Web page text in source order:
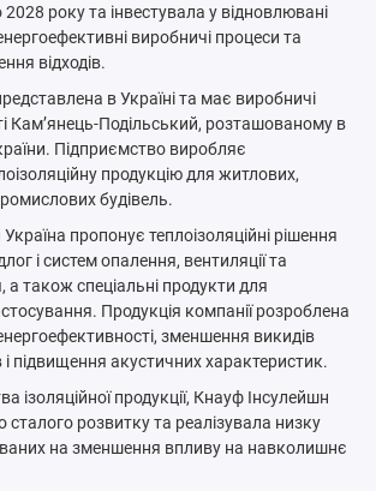
2028 року та інвестувала у відновлювані
виробничі процеси та
відходів.
в Україні та має виробничі
Кам’янець-Подільський, розташованому в
Підприємство виробляє
продукцію для житлових,
будівель.
пропонує теплоізоляційні рішення
і систем опалення, вентиляції та
а також спеціальні продукти для
Продукція компанії розроблена
зменшення викидів
і підвищення акустичних характеристик.
ізоляційної продукції, Кнауф Інсулейшн
сталого розвитку та реалізувала низку
на зменшення впливу на навколишнє